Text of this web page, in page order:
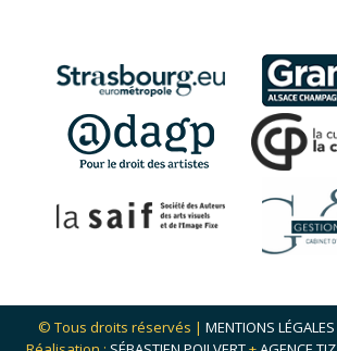
© Tous droits réservés | MENTIONS LÉGALES